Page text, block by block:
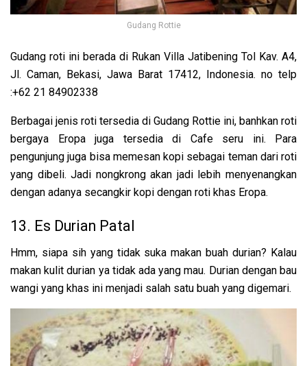
Gudang Rottie
Gudang roti ini berada di Rukan Villa Jatibening Tol Kav. A4,
Jl. Caman, Bekasi, Jawa Barat 17412, Indonesia. no telp
:+62 21 84902338
Berbagai jenis roti tersedia di Gudang Rottie ini, banhkan roti
bergaya Eropa juga tersedia di Cafe seru ini. Para
pengunjung juga bisa memesan kopi sebagai teman dari roti
yang dibeli. Jadi nongkrong akan jadi lebih menyenangkan
dengan adanya secangkir kopi dengan roti khas Eropa.
13. Es Durian Patal
Hmm, siapa sih yang tidak suka makan buah durian? Kalau
makan kulit durian ya tidak ada yang mau. Durian dengan bau
wangi yang khas ini menjadi salah satu buah yang digemari.